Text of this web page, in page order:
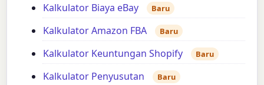
Kalkulator Biaya eBay Baru
Kalkulator Amazon FBA Baru
Kalkulator Keuntungan Shopify Baru
Kalkulator Penyusutan Baru